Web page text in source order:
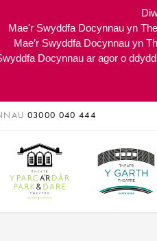
Mae'r Swyddfa Docynnau yn
Mae’r Swyddfa Docynnau yn
Docynnau ar agor o
03000 040 444